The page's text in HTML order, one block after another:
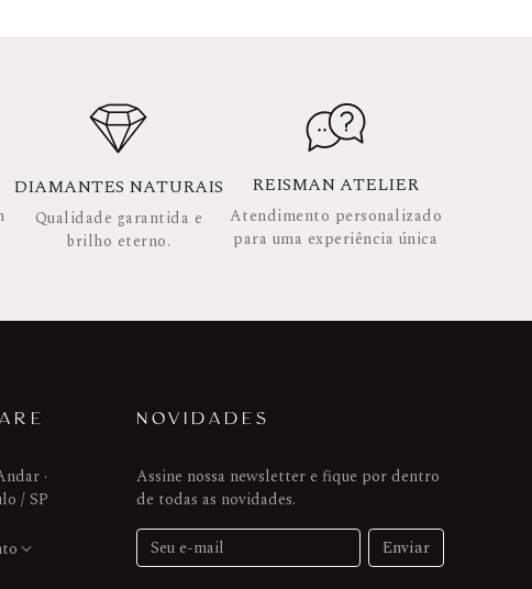
DIAMANTES NATURAIS
Qualidade garantida e
brilho eterno.
REISMAN ATELIER
Atendimento personalizado
para uma experiência única
·
/ SP
NOVIDADES
Assine nossa newsletter e fique por dentro
de todas as novidades.
Enviar